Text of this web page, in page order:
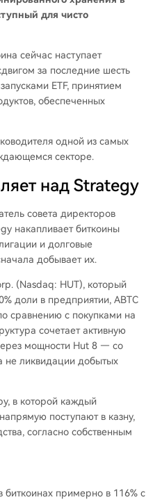
для чисто
сейчас наступает
за последние шесть
ETF, принятием
обеспеченных
одной из самых
секторе.
над Strategy
совета директоров
накапливает биткоины
и долговые
добывает их.
(Nasdaq: HUT), который
доли в предприятии, ABTC
сравнению с покупками на
сочетает активную
мощности Hut 8 — со
не ликвидации добытых
в которой каждый
поступают в казну,
согласно собственным
биткоинах примерно в 116% с